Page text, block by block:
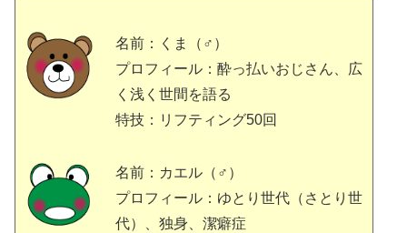
名前：くま（♂）
プロフィール：酔っ払いおじさん、広
く浅く世間を語る
特技：リフティング50回
名前：カエル（♂）
プロフィール：ゆとり世代（さとり世
代）、独身、潔癖症